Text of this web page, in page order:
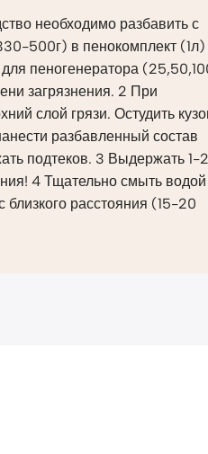
необходимо разбавить с
500г) в пенокомплект (1л)
пеногенератора
загрязнения. 2 При
слой грязи. Остудить
разбавленный состав
подтеков. 3 Выдержать 1-2
4 Тщательно смыть водой
расстояния (15-20